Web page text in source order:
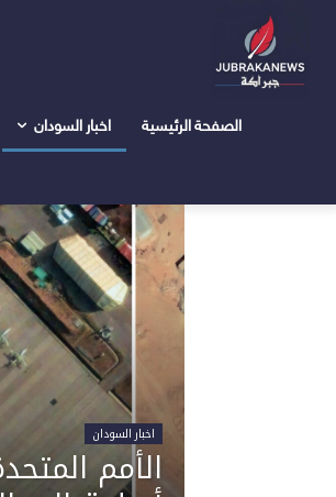
الصفحة الرئيسية اخبار السودان
اخبار السودان
الأمم